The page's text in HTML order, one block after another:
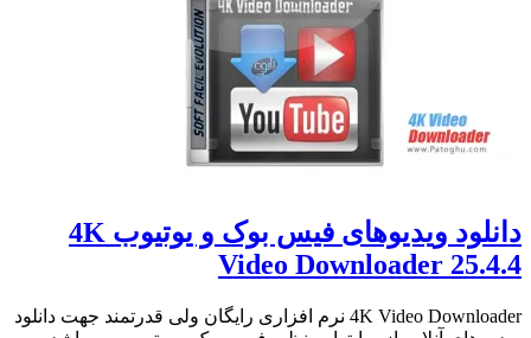
دانلود ویدیوهای فیس بوک و یوتیوب 4K
Video Downloader 25.4.4
4K Video Downloader نرم افزاری رایگان ولی قدرتمند جهت دانلود